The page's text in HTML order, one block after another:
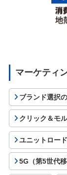
マーケティ
ブランド選択
クリック＆モ
ユニットロー
5G（第5世代